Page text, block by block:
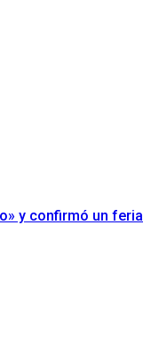
y confirmó un